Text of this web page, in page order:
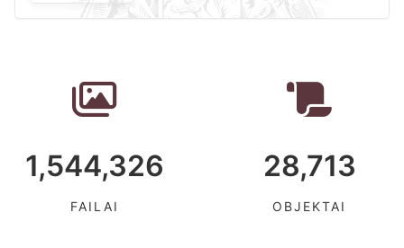
1,544,326
FAILAI
28,713
OBJEKTAI